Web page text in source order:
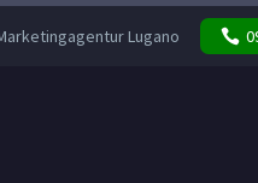
Lugano